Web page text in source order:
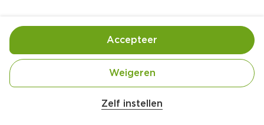
Ingrediënten Bereiding
Zelf instellen
Weigeren
Accepteer